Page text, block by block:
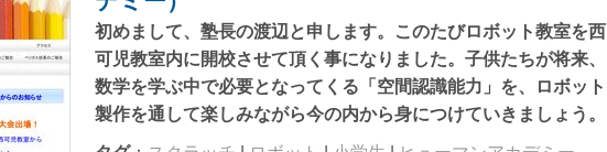
初めまして、塾長の渡辺と申します。このたびロボット教室を西
可児教室内に開校させて頂く事になりました。子供たちが将来、
数学を学ぶ中で必要となってくる「空間認識能力」を、ロボット
製作を通して楽しみながら今の内から身につけていきましょう。